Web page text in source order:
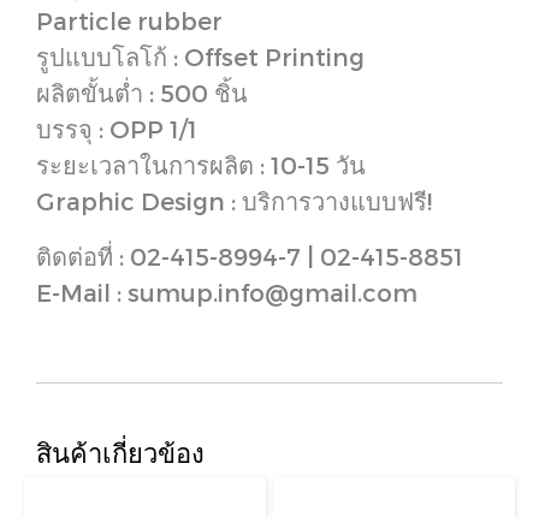
Particle rubber
รูปแบบโลโก้ : Offset Printing
ผลิตขั้นต่ำ : 500 ชิ้น
บรรจุ : OPP 1/1
ระยะเวลาในการผลิต : 10-15 วัน
Graphic Design : บริการวางแบบฟรี!
ติดต่อที่ : 02-415-8994-7 | 02-415-8851
E-Mail : sumup.info@gmail.com
สินค้าเกี่ยวข้อง